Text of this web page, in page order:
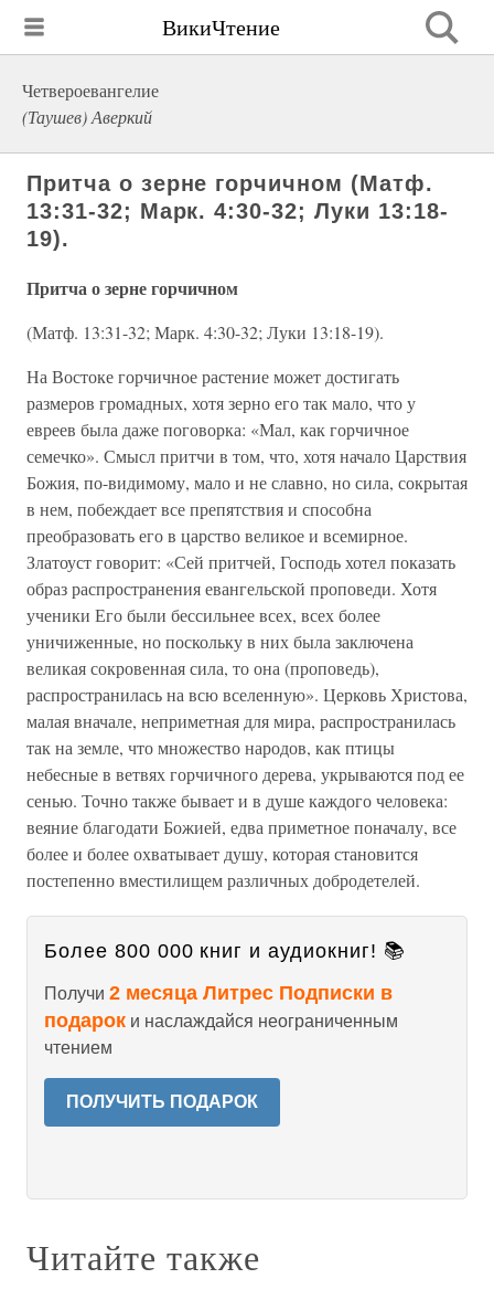
ВикиЧтение
Четвероевангелие
(Таушев) Аверкий
Притча о зерне горчичном (Матф.
13:31-32; Марк. 4:30-32; Луки 13:18-
19).
Притча о зерне горчичном
(Матф. 13:31-32; Марк. 4:30-32; Луки 13:18-19).
На Востоке горчичное растение может достигать
размеров громадных, хотя зерно его так мало, что у
евреев была даже поговорка: «Мал, как горчичное
семечко». Смысл притчи в том, что, хотя начало Царствия
Божия, по-видимому, мало и не славно, но сила, сокрытая
в нем, побеждает все препятствия и способна
преобразовать его в царство великое и всемирное.
Златоуст говорит: «Сей притчей, Господь хотел показать
образ распространения евангельской проповеди. Хотя
ученики Его были бессильнее всех, всех более
уничиженные, но поскольку в них была заключена
великая сокровенная сила, то она (проповедь),
распространилась на всю вселенную». Церковь Христова,
малая вначале, неприметная для мира, распространилась
так на земле, что множество народов, как птицы
небесные в ветвях горчичного дерева, укрываются под ее
сенью. Точно также бывает и в душе каждого человека:
веяние благодати Божией, едва приметное поначалу, все
более и более охватывает душу, которая становится
постепенно вместилищем различных добродетелей.
Более 800 000 книг и аудиокниг! 📚
Получи 2 месяца Литрес Подписки в
подарок и наслаждайся неограниченным
чтением
ПОЛУЧИТЬ ПОДАРОК
Читайте также